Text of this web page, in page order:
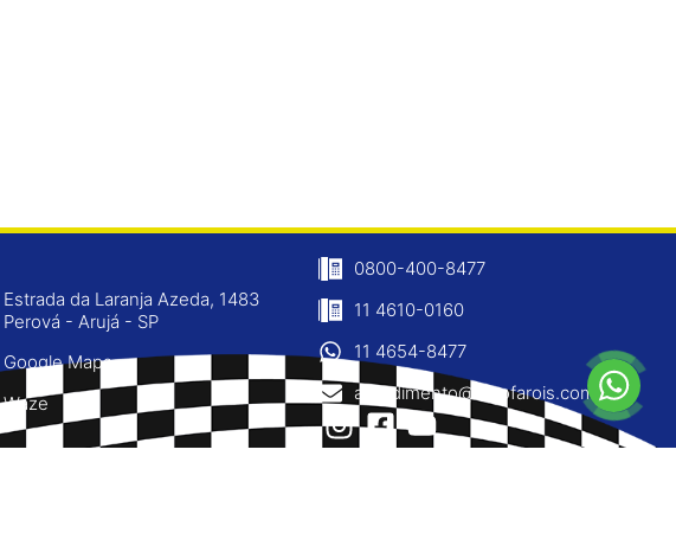
Estrada da Laranja Azeda, 1483
Perová - Arujá - SP
Google Maps
Waze
0800-400-8477
11 4610-0160
11 4654-8477
atendimento@ninofarois.com.br